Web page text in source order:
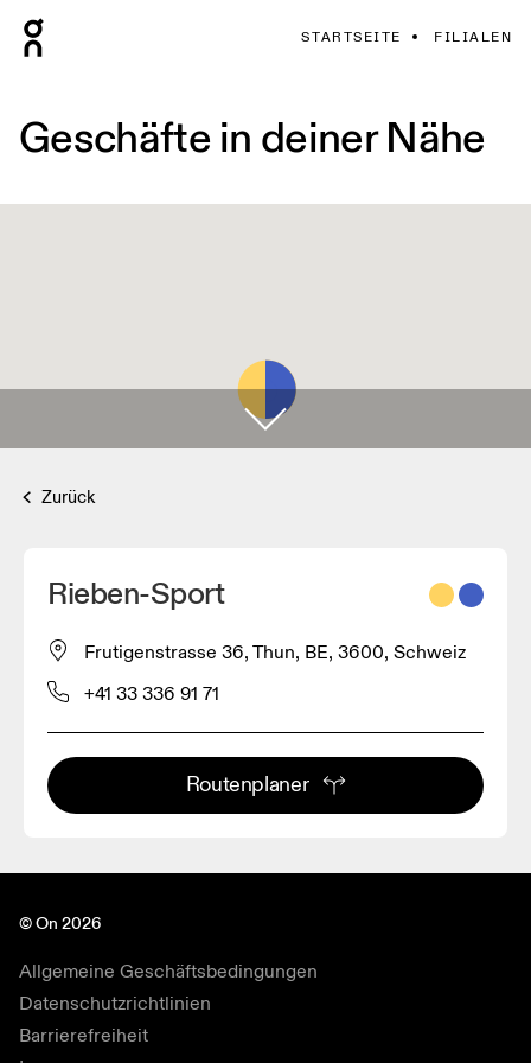
STARTSEITE FILIALEN
Geschäfte in deiner Nähe
Zurück
Rieben-Sport
Frutigenstrasse 36, Thun, BE, 3600, Schweiz
+41 33 336 91 71
Routenplaner
© On 2026
Allgemeine Geschäftsbedingungen
Datenschutzrichtlinien
Barrierefreiheit